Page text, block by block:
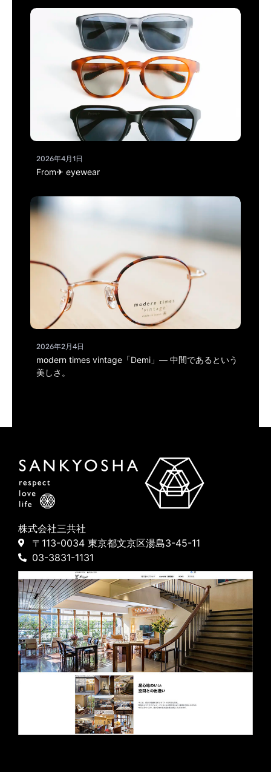
2026年4月1日
From✈ eyewear
2026年2月4日
modern times vintage「Demi」― 中間であるという
美しさ。
株式会社三共社
〒113-0034 東京都文京区湯島3-45-11
03-3831-1131